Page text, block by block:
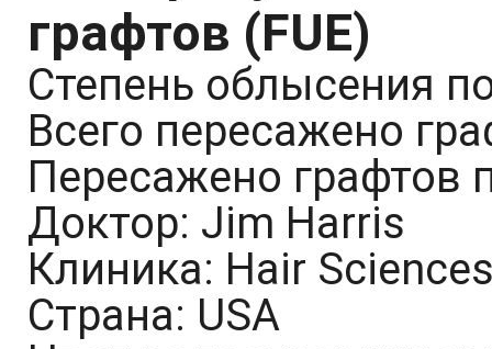
графтов (FUE)
Степень облысения
Всего пересажено
Пересажено графтов
Доктор: Jim Harris
Клиника: Hair
Страна: USA